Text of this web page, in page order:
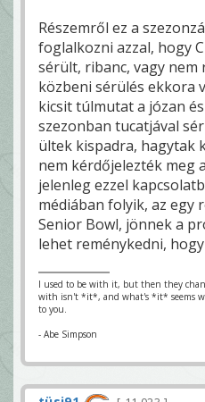
Részemről ez a
foglalkozni azzal, hogy
sérült, ribanc, vagy nem
közbeni sérülés ekkora
kicsit túlmutat a józan
szezonban tucatjával
ültek kispadra, hagytak
nem kérdőjelezték meg
jelenleg ezzel
médiában folyik, az egy
Senior Bowl, jönnek a
lehet reménykedni,
I used to be with it, but then they
with isn't *it*, and what's *it* seems
to you.
- Abe Simpson